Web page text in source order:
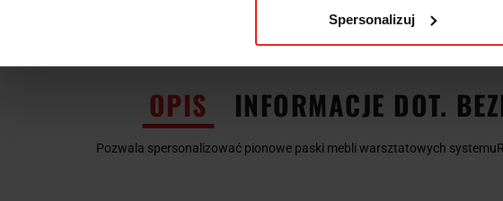
Spersonalizuj
OPIS INFORMACJE DOT.
Pozwala spersonalizować pionowe paski mebli warsztatowych